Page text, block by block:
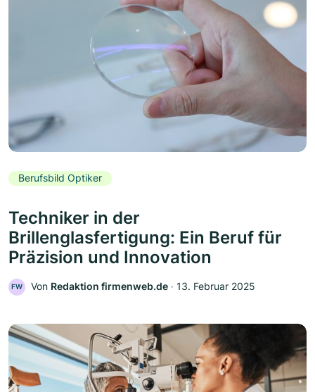
Berufsbild Optiker
Techniker in der
Brillenglasfertigung: Ein Beruf für
Präzision und Innovation
FW Von Redaktion firmenweb.de ‧ 13. Februar 2025